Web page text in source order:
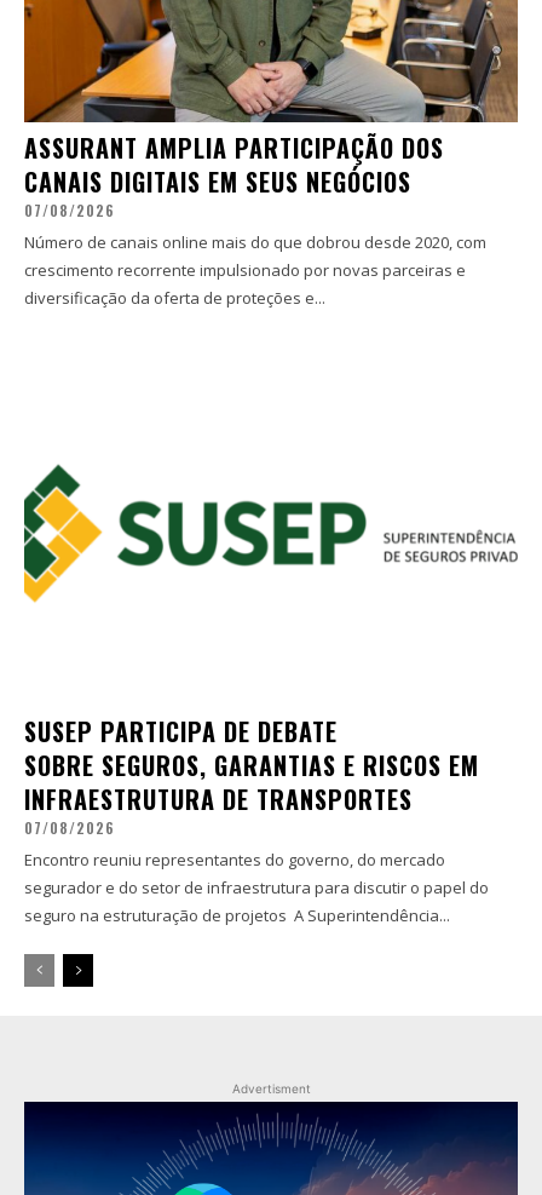
ASSURANT AMPLIA PARTICIPAÇÃO DOS
CANAIS DIGITAIS EM SEUS NEGÓCIOS
07/08/2026
Número de canais online mais do que dobrou desde 2020, com
crescimento recorrente impulsionado por novas parceiras e
diversificação da oferta de proteções e...
SUSEP PARTICIPA DE DEBATE
SOBRE SEGUROS, GARANTIAS E RISCOS EM
INFRAESTRUTURA DE TRANSPORTES
07/08/2026
Encontro reuniu representantes do governo, do mercado
segurador e do setor de infraestrutura para discutir o papel do
seguro na estruturação de projetos A Superintendência...
Advertisment